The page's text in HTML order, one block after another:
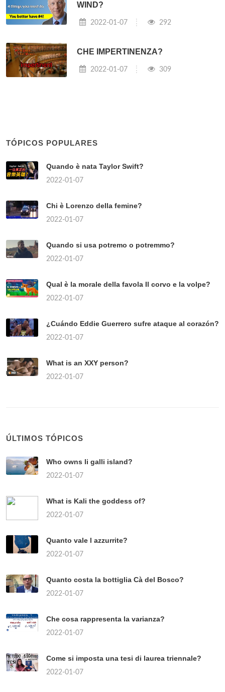
WIND?
2022-01-07 292
CHE IMPERTINENZA?
2022-01-07 309
TÓPICOS POPULARES
Quando è nata Taylor Swift?
2022-01-07
Chi è Lorenzo della femine?
2022-01-07
Quando si usa potremo o potremmo?
2022-01-07
Qual è la morale della favola Il corvo e la volpe?
2022-01-07
¿Cuándo Eddie Guerrero sufre ataque al corazón?
2022-01-07
What is an XXY person?
2022-01-07
ÚLTIMOS TÓPICOS
Who owns li galli island?
2022-01-07
What is Kali the goddess of?
2022-01-07
Quanto vale l azzurrite?
2022-01-07
Quanto costa la bottiglia Cà del Bosco?
2022-01-07
Che cosa rappresenta la varianza?
2022-01-07
Come si imposta una tesi di laurea triennale?
2022-01-07